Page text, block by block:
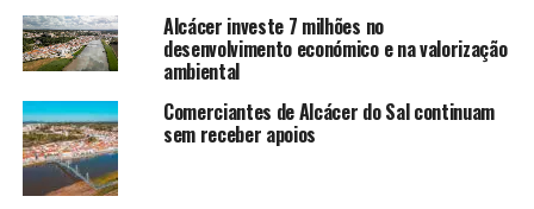
Alcácer investe 7 milhões no
desenvolvimento económico e na valorização
ambiental
Comerciantes de Alcácer do Sal continuam
sem receber apoios